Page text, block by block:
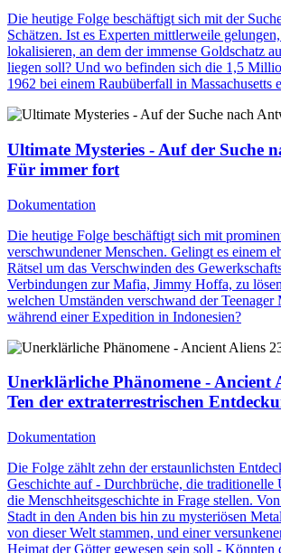
Die heutige Folge beschäftigt sich mit der
Schätzen. Ist es Experten mittlerweile
lokalisieren, an dem der immense Goldschatz
liegen soll? Und wo befinden sich die 1,5
1962 bei einem Raubüberfall in Massachusetts
Ultimate Mysteries - Auf der Suche
Für immer fort
Dokumentation
Die heutige Folge beschäftigt sich mit
verschwundener Menschen. Gelingt es einem
Rätsel um das Verschwinden des
Verbindungen zur Mafia, Jimmy Hoffa, zu
welchen Umständen verschwand der
während einer Expedition in Indonesien?
Unerklärliche Phänomene - Ancient
Ten der extraterrestrischen
Dokumentation
Die Folge zählt zehn der erstaunlichsten
Geschichte auf - Durchbrüche, die traditionelle
die Menschheitsgeschichte in Frage stellen.
Stadt in den Anden bis hin zu mysteriösen
von dieser Welt stammen, und einer
Heimat der Götter gewesen sein soll - Könnten